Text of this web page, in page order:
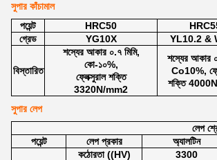
সুপার কাঁচামাল
পয়েন্ট
HRC50
গ্রেড
YG10X YL10.2 &
বিস্তারিত
শস্যের আকার ০.৭ মিমি,
কো-১০%,
ফ্লেক্সুরাল শক্তি
3320N/mm2
শস্যের আকার
Co10%,
শক্তি
সুপার লেপ
লেপ
পয়েন্ট
লেপ প্রকার অ্যালটিন
কঠোরতা ((HV)
3300